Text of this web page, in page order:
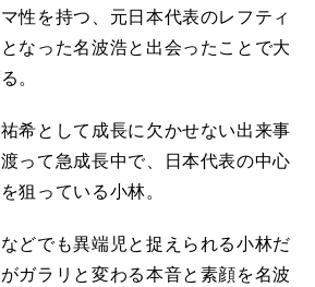
性を持つ、元日本代表のレフティ
なった名波浩と出会ったことで大
。
希として成長に欠かせない出来事
って急成長中で、日本代表の中心
狙っている小林。
どでも異端児と捉えられる小林だ
ガラリと変わる本音と素顔を名波